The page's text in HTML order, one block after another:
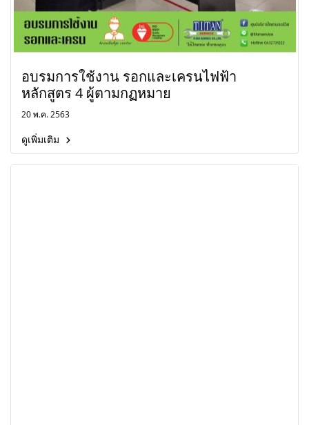
อบรมการใช้งาน รอกและเครนไฟฟ้า
หลักสูตร 4 ผู้ตามกฏหมาย
20 พ.ค. 2563
ดูเพิ่มเติม